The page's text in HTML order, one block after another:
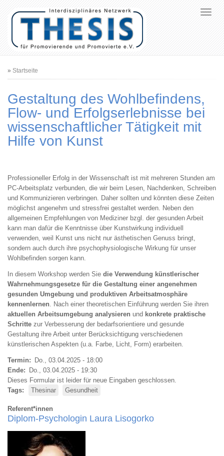
Pfadnavigation
Startseite
Gestaltung des Wohlbefindens,
Flow- und Erfolgserlebnisse bei
wissenschaftlicher Tätigkeit mit
Hilfe von Kunst
Professioneller Erfolg in der Wissenschaft ist mit mehreren Stunden am
PC-Arbeitsplatz verbunden, die wir beim Lesen, Nachdenken, Schreiben
und Kommunizieren verbringen. Daher sollten und könnten diese Zeiten
möglichst angenehm und stressfrei gestaltet werden. Neben den
allgemeinen Empfehlungen von Mediziner bzgl. der gesunden Arbeit
kann man dafür die Kenntnisse über Kunstwirkung individuell
verwenden, weil Kunst uns nicht nur ästhetischen Genuss bringt,
sondern auch durch ihre psychophysiologische Wirkung für unser
Wohlbefinden sorgen kann.
In diesem Workshop werden Sie die Verwendung künstlerischer
Wahrnehmungsgesetze für die Gestaltung einer angenehmen
gesunden Umgebung und produktiven Arbeitsatmosphäre
kennenlernen. Nach einer theoretischen Einführung werden Sie ihren
aktuellen Arbeitsumgebung analysieren und konkrete praktische
Schritte zur Verbesserung der bedarfsorientiere und gesunde
Gestaltung ihre Arbeit unter Berücksichtigung verschiedenen
künstlerischen Aspekten (u.a. Farbe, Licht, Form) erarbeiten.
Termin
Do., 03.04.2025 - 18:00
Ende
Do., 03.04.2025 - 19:30
Dieses Formular ist leider für neue Eingaben geschlossen.
Tags
Thesinar Gesundheit
Referent*innen
Diplom-Psychologin Laura Lisogorko